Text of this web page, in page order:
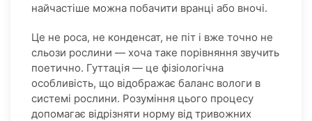
найчастіше можна побачити вранці або вночі.
Це не роса, не конденсат, не піт і вже точно не
сльози рослини — хоча таке порівняння звучить
поетично. Гуттація — це фізіологічна
особливість, що відображає баланс вологи в
системі рослини. Розуміння цього процесу
допомагає відрізняти норму від тривожних